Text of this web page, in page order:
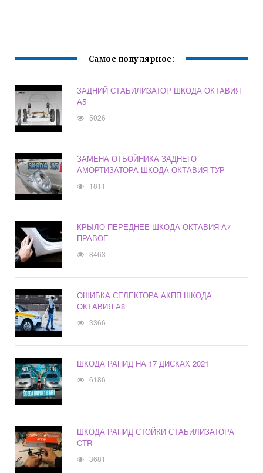
Самое популярное:
ЗАДНИЙ СТАБИЛИЗАТОР ШКОДА ОКТАВИЯ
А5
5026
ЗАМЕНА ОТБОЙНИКА ЗАДНЕГО
АМОРТИЗАТОРА ШКОДА ОКТАВИЯ ТУР
1811
КРЫЛО ПЕРЕДНЕЕ ШКОДА ОКТАВИЯ А7
ПРАВОЕ
8463
ОШИБКА СЕЛЕКТОРА АКПП ШКОДА
ОКТАВИЯ А8
3366
ШКОДА РАПИД НА 17 ДИСКАХ 2021
6186
ШКОДА РАПИД СТОЙКИ СТАБИЛИЗАТОРА
CTR
3681